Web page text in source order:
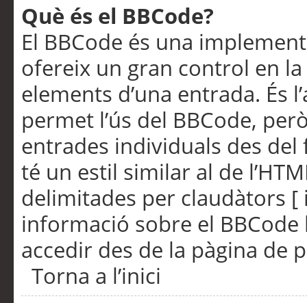
Què és el BBCode?
El BBCode és una
ofereix un gran control en
elements d’una entrada. És
permet l’ús del BBCode,
entrades individuals des
té un estil similar al de
delimitades per claudàtors [
informació sobre el
accedir des de la pàgina de
Torna a l’inici